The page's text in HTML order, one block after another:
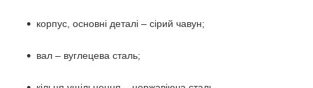
корпус, основні деталі – сірий чавун;
вал – вуглецева сталь;